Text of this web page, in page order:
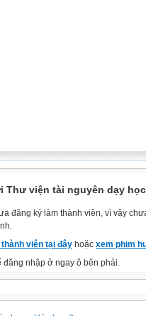
Thư viện tài nguyên dạy
đăng ký làm thành viên, vì vậy
viên tại đây hoặc xem phim
đăng nhập ở ngay ô bên phải.